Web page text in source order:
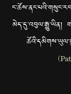
མེད་དུ་འབུལ་རྒྱུ་ཡིན།